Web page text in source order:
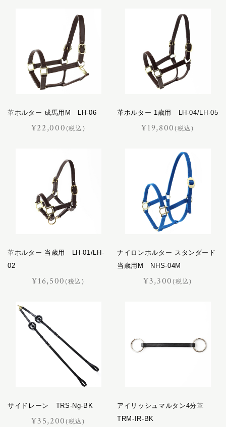
革ホルター 成馬用M LH-06
¥22,000 (税込)
革ホルター 1歳用 LH-04/LH-05
¥19,800(税込)
革ホルター 当歳用 LH-01/LH-
02
¥16,500(税込)
ナイロンホルター スタンダード
当歳用M NHS-04M
¥3,300(税込)
サイドレーン TRS-Ng-BK
¥35,200(税込)
アイリッシュマルタン4分革
TRM-IR-BK